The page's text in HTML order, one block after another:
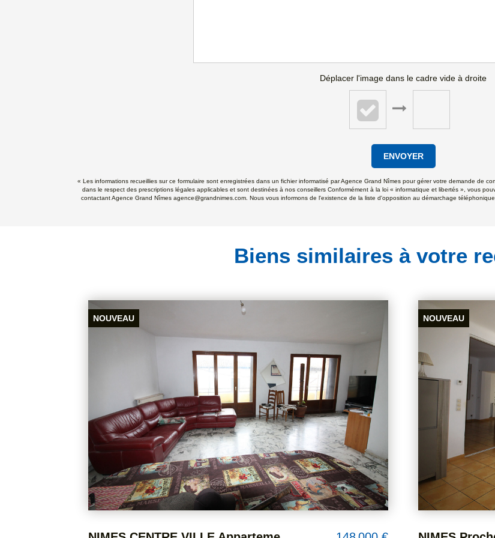
Déplacer l'image dans le cadre vide à droite
ENVOYER
« Les informations recueillies sur ce formulaire sont enregistrées dans un fichier informatisé par Agence Grand Nîmes pour gérer votre demande de
dans le respect des prescriptions légales applicables et sont destinées à nos conseillers Conformément à la loi « informatique et libertés », vous
contactant Agence Grand Nîmes agence@grandnimes.com. Nous vous informons de l'existence de la liste d'opposition au démarchage
Biens similaires à votre
NOUVEAU